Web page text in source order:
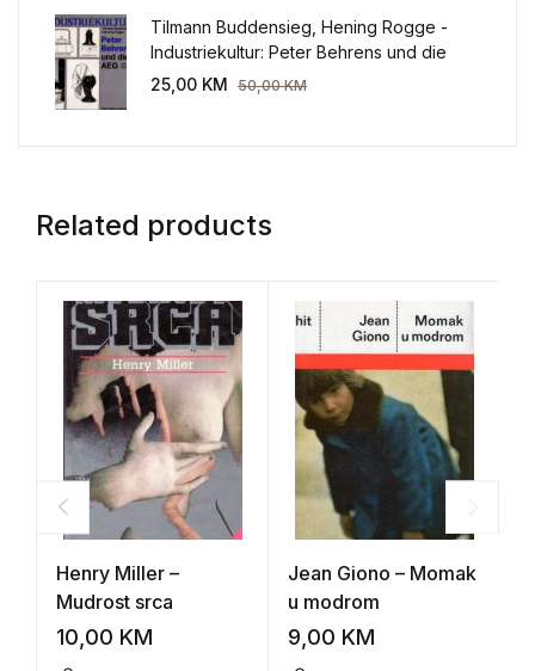
Tilmann Buddensieg, Hening Rogge -
Industriekultur: Peter Behrens und die
AEG 1907-1914.
25,00 KM 50,00KM
Related products
Henry Miller –
Mudrost srca
10,00 KM
Jean Giono – Momak
u modrom
9,00 KM